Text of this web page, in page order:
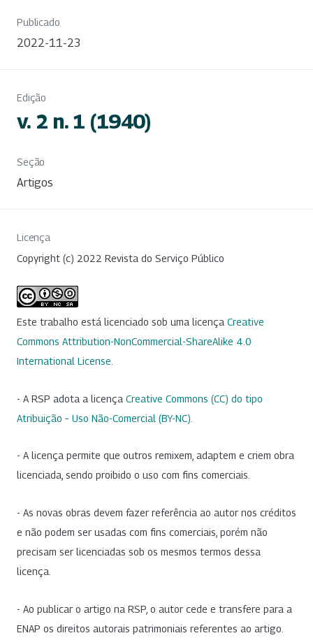
Publicado
2022-11-23
Edição
v. 2 n. 1 (1940)
Seção
Artigos
Licença
Copyright (c) 2022 Revista do Serviço Público
Este trabalho está licenciado sob uma licença Creative
Commons Attribution-NonCommercial-ShareAlike 4.0
International License
- A RSP adota a licença Creative Commons (CC) do tipo
Atribuição – Uso Não-Comercial (BY-NC)
- A licença permite que outros remixem, adaptem e criem obra
licenciada, sendo proibido o uso com fins comerciais.
- As novas obras devem fazer referência ao autor nos créditos
e não podem ser usadas com fins comerciais, porém não
precisam ser licenciadas sob os mesmos termos dessa
licença.
- Ao publicar o artigo na RSP, o autor cede e transfere para a
ENAP os direitos autorais patrimoniais referentes ao artigo.